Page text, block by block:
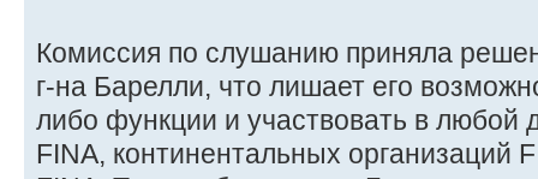
Комиссия по слушанию приняла
г-на Барелли, что лишает его
либо функции и участвовать в любой
FINA, континентальных организаций